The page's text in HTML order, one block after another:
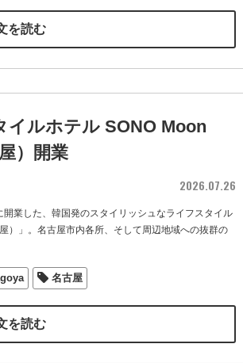
を読む
イルホテル SONO Moon
）開業
2026.07.26
業した、韓国発のスタイリッシュなライフスタイル
）」。名古屋市内各所、そして周辺地域への抜群の
名古屋
を読む